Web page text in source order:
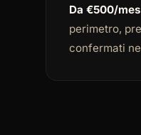
Da €500/
perimetro,
confermati